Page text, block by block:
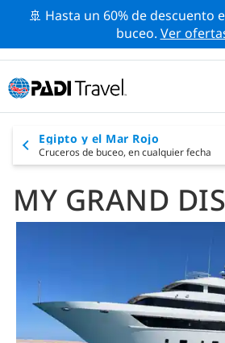
🚢 Hasta un 60% de descuento
buceo. Ver
Egipto y el Mar Rojo
Cruceros de buceo, en cualquier fecha
MY GRAND